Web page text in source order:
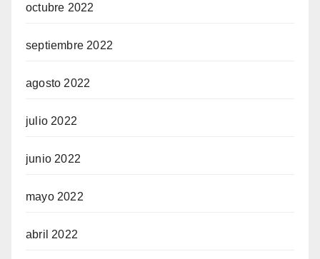
octubre 2022
septiembre 2022
agosto 2022
julio 2022
junio 2022
mayo 2022
abril 2022